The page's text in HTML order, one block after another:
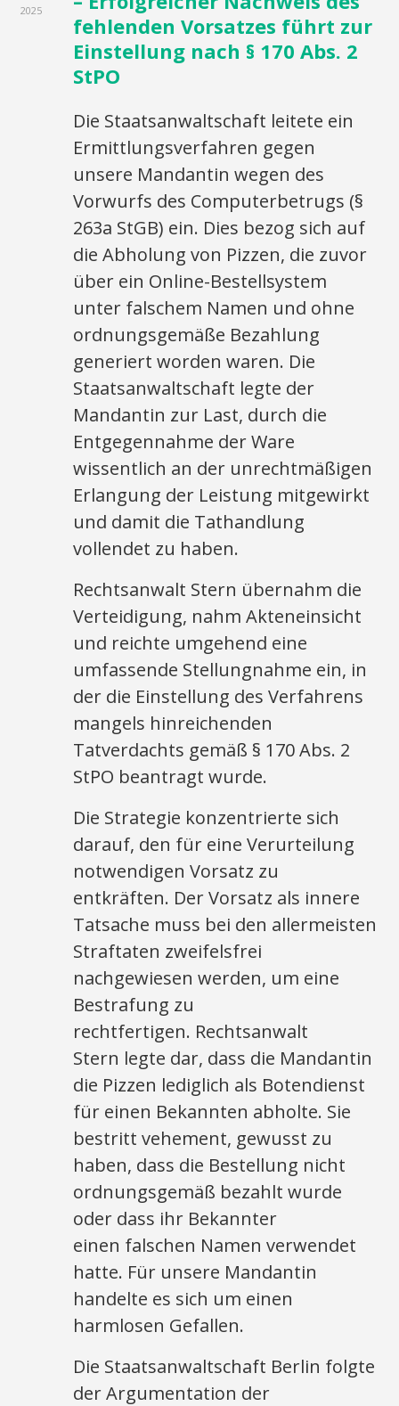
2025
fehlenden Vorsatzes führt zur
Einstellung nach § 170 Abs. 2
StPO
Die Staatsanwaltschaft leitete ein
Ermittlungsverfahren gegen
unsere Mandantin wegen des
Vorwurfs des Computerbetrugs (§
263a StGB) ein. Dies bezog sich auf
die Abholung von Pizzen, die zuvor
über ein Online-Bestellsystem
unter falschem Namen und ohne
ordnungsgemäße Bezahlung
generiert worden waren. Die
Staatsanwaltschaft legte der
Mandantin zur Last, durch die
Entgegennahme der Ware
wissentlich an der unrechtmäßigen
Erlangung der Leistung mitgewirkt
und damit die Tathandlung
vollendet zu haben.
Rechtsanwalt Stern übernahm die
Verteidigung, nahm Akteneinsicht
und reichte umgehend eine
umfassende Stellungnahme ein, in
der die Einstellung des Verfahrens
mangels hinreichenden
Tatverdachts gemäß § 170 Abs. 2
StPO beantragt wurde.
Die Strategie konzentrierte sich
darauf, den für eine Verurteilung
notwendigen Vorsatz zu
entkräften. Der Vorsatz als innere
Tatsache muss bei den allermeisten
Straftaten zweifelsfrei
nachgewiesen werden, um eine
Bestrafung zu
rechtfertigen. Rechtsanwalt
Stern legte dar, dass die Mandantin
die Pizzen lediglich als Botendienst
für einen Bekannten abholte. Sie
bestritt vehement, gewusst zu
haben, dass die Bestellung nicht
ordnungsgemäß bezahlt wurde
oder dass ihr Bekannter
einen falschen Namen verwendet
hatte. Für unsere Mandantin
handelte es sich um einen
harmlosen Gefallen.
Die Staatsanwaltschaft Berlin folgte
der Argumentation der